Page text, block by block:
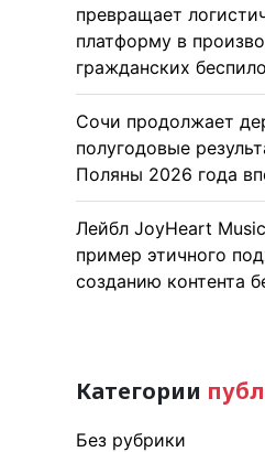
превращает
платформу в
гражданских
Сочи продолжает
полугодовые
Поляны 2026 года
Лейбл JoyHeart
пример этичного
созданию контента
Категории
Без рубрики